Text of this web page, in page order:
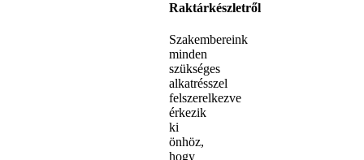
Raktárkészletről
Szakembereink
minden
szükséges
alkatrésszel
felszerelkezve
érkezik
ki
önhöz,
hogy